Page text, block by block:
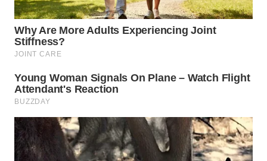
WN
TANJUNG
LESUNG
KARO
SIMALUNGUN
WN